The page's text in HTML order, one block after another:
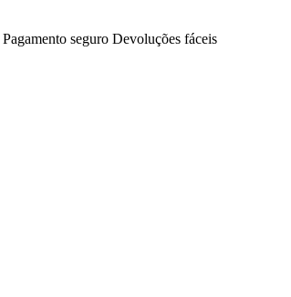
Pagamento seguro Devoluções fáceis